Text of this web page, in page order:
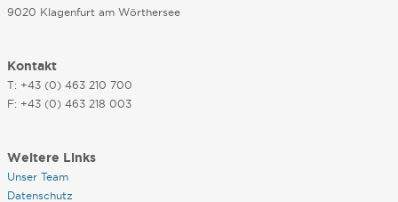
9020 Klagenfurt am Wörthersee
Kontakt
T: +43 (0) 463 210 700
F: +43 (0) 463 218 003
Weitere Links
Unser Team
Datenschutz